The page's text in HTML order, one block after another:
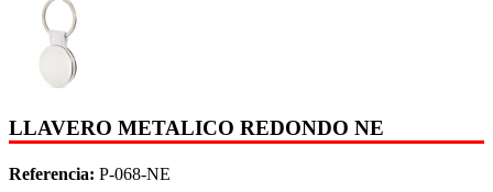
LLAVERO METALICO REDONDO NE
Referencia: P-068-NE